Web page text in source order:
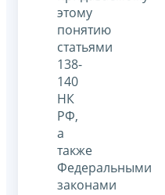
этому
понятию
статьями
138-
140
НК
РФ,
а
также
Федеральными
законами